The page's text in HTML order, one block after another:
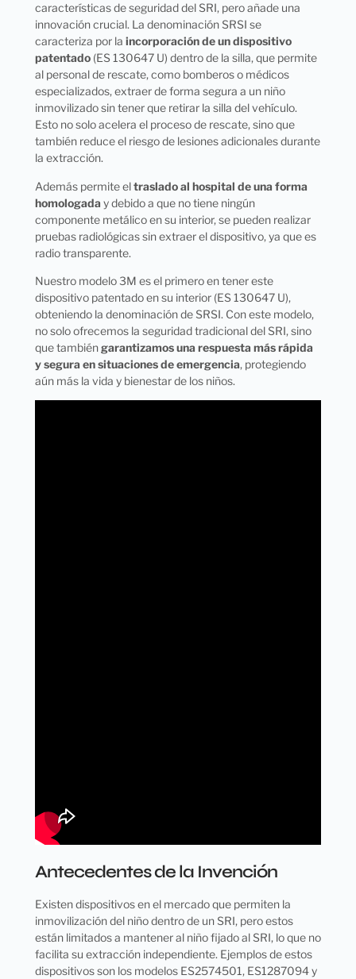
características de seguridad del SRI, pero añade una
innovación crucial. La denominación SRSI se
caracteriza por la incorporación de un dispositivo
patentado (ES 130647 U) dentro de la silla, que permite
al personal de rescate, como bomberos o médicos
especializados, extraer de forma segura a un niño
inmovilizado sin tener que retirar la silla del vehículo.
Esto no solo acelera el proceso de rescate, sino que
también reduce el riesgo de lesiones adicionales durante
la extracción.
Además permite eltraslado al hospital de una forma
homologada y debido a que no tiene ningún
componente metálico en su interior, se pueden realizar
pruebas radiológicas sin extraer el dispositivo, ya que es
radio transparente.
Nuestro modelo 3M es el primero en tener este
dispositivo patentado en su interior (ES 130647 U),
obteniendo la denominación de SRSI. Con este modelo,
no solo ofrecemos la seguridad tradicional del SRI, sino
que tambiéngarantizamos una respuesta más rápida
y segura en situaciones de emergencia, protegiendo
aún más la vida y bienestar de los niños.
Antecedentes de la Invención
Existen dispositivos en el mercado que permiten la
inmovilización del niño dentro de un SRI, pero estos
están limitados a mantener al niño fijado al SRI, lo que no
facilita su extracción independiente. Ejemplos de estos
dispositivos son los modelos ES2574501, ES1287094 y